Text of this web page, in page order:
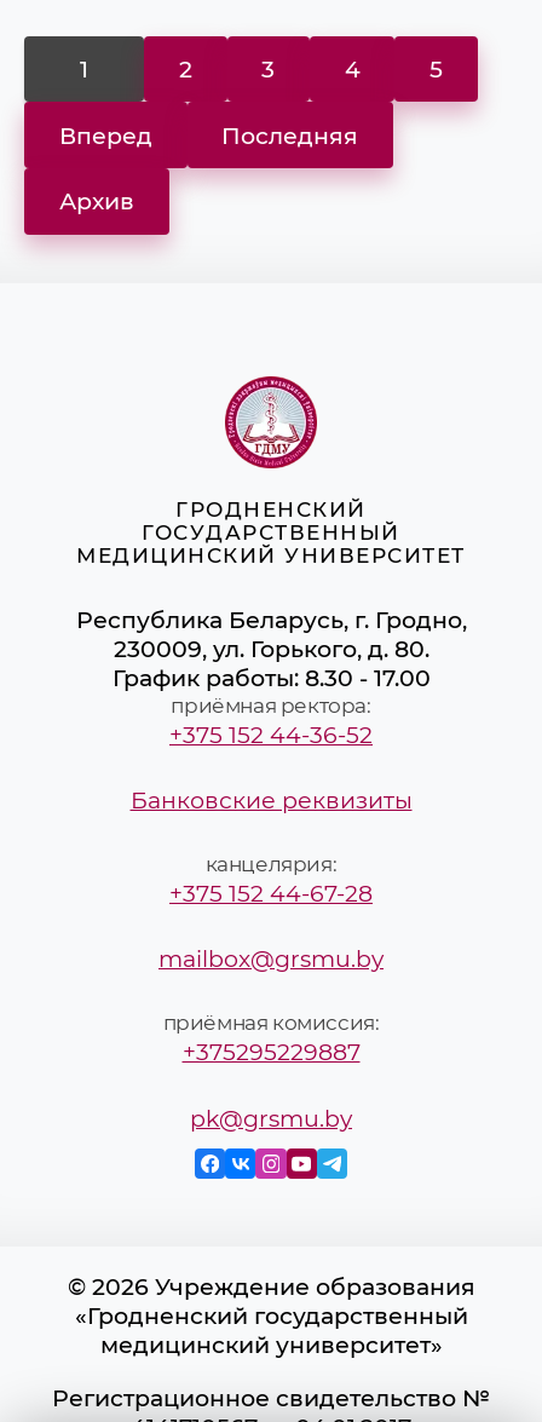
1 2 3 4 5
Вперед Последняя
Архив
ГРОДНЕНСКИЙ
ГОСУДАРСТВЕННЫЙ
МЕДИЦИНСКИЙ УНИВЕРСИТЕТ
Республика Беларусь, г. Гродно,
230009, ул. Горького, д. 80.
График работы: 8.30 - 17.00
приёмная ректора:
+375 152 44-36-52
Банковские реквизиты
канцелярия:
+375 152 44-67-28
mailbox@grsmu.by
приёмная комиссия:
+375295229887
pk@grsmu.by
© 2026 Учреждение образования
«Гродненский государственный
медицинский университет»
Регистрационное свидетельство №